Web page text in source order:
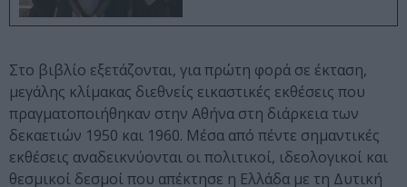
Στο βιβλίο εξετάζονται, για πρώτη φορά σε έκταση,
μεγάλης κλίμακας διεθνείς εικαστικές εκθέσεις που
πραγματοποιήθηκαν στην Αθήνα στη διάρκεια των
δεκαετιών 1950 και 1960. Μέσα από πέντε σημαντικές
εκθέσεις αναδεικνύονται οι πολιτικοί, ιδεολογικοί και
θεσμικοί δεσμοί που απέκτησε η Ελλάδα με τη Δυτική